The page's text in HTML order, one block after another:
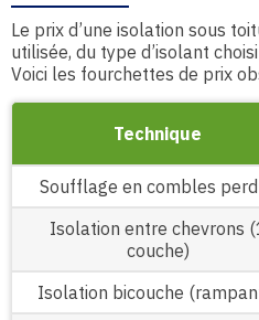
Le prix d’une isolation sous
utilisée, du type d’isolant
Voici les fourchettes de prix
Technique
Soufflage en combles
Isolation entre chevrons
couche)
Isolation bicouche